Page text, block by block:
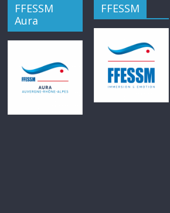
FFESSM
Aura
FFESSM